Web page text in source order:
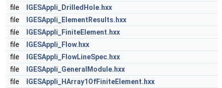
file
IGESAppli_DrilledHole.hxx
file
IGESAppli_ElementResults.hxx
file
IGESAppli_FiniteElement.hxx
file
IGESAppli_Flow.hxx
file
IGESAppli_FlowLineSpec.hxx
file
IGESAppli_GeneralModule.hxx
file
IGESAppli_HArray1OfFiniteElement.hxx